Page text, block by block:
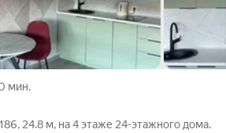
мин.
24.8 м, на 4 этаже 24-этажного дома.